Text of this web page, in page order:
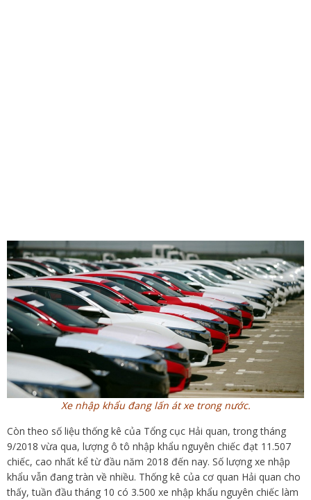
Xe nhập khẩu đang lấn át xe trong nước.
Còn theo số liệu thống kê của Tổng cục Hải quan, trong tháng
9/2018 vừa qua, lượng ô tô nhập khẩu nguyên chiếc đạt 11.507
chiếc, cao nhất kể từ đầu năm 2018 đến nay. Số lượng xe nhập
khẩu vẫn đang tràn về nhiều. Thống kê của cơ quan Hải quan cho
thấy, tuần đầu tháng 10 có 3.500 xe nhập khẩu nguyên chiếc làm